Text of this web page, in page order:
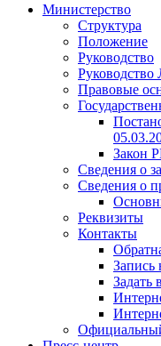
Министерство
Структура
Положение
Руководство
Правовые
Закон
Сведения о
Сведения о
Реквизиты
Контакты
Запись
Задать